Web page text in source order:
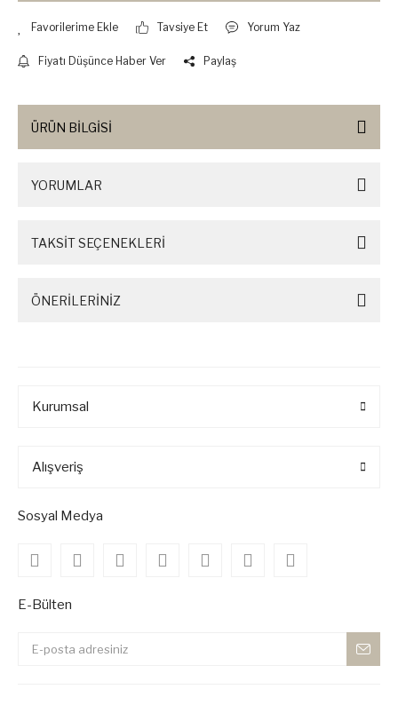
Tavsiye Et Yorum Yaz
Fiyatı Düşünce Haber Ver Paylaş
ÜRÜN BİLGİSİ
YORUMLAR
TAKSİT SEÇENEKLERİ
ÖNERİLERİNİZ
Kurumsal
Alışveriş
Sosyal Medya
E-Bülten